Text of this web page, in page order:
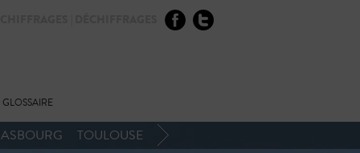
GLOSSAIRE
TOULOUSE